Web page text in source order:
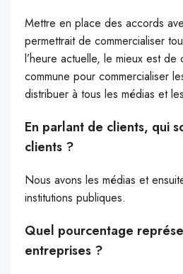
Mettre en place des accords
permettrait de commercialiser
l’heure actuelle, le mieux est
commune pour commercialiser
distribuer à tous les médias et
En parlant de clients, qui
clients ?
Nous avons les médias et
institutions publiques.
Quel pourcentage
entreprises ?